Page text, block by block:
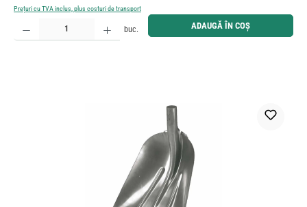
Prețuri cu TVA inclus, plus costuri de transport
Cantitate produs: Introduceți cantitatea dorită sau utilizați butoanele pentru a mări sau micșora
buc. ADAUGĂ ÎN COȘ